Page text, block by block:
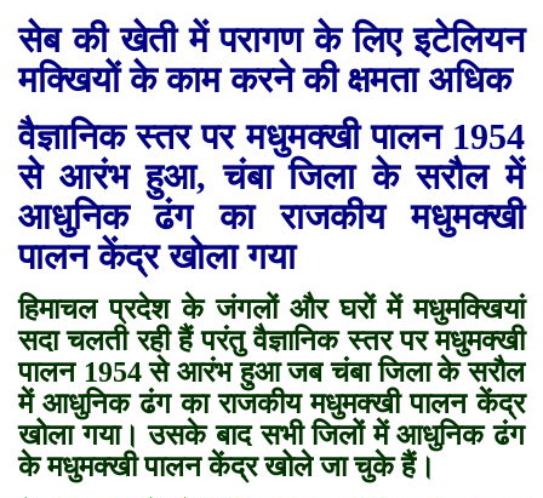
सेब की खेती में परागण के लिए इटेलियन
मक्खियों के काम करने की क्षमता अधिक
वैज्ञानिक स्तर पर मधुमक्खी पालन 1954
से आरंभ हुआ, चंबा जिला के सरौल में
आधुनिक ढंग का राजकीय मधुमक्खी
पालन केंद्र खोला गया
हिमाचल प्रदेश के जंगलों और घरों में मधुमक्खियां
सदा चलती रही हैं परंतु वैज्ञानिक स्तर पर मधुमक्खी
पालन 1954 से आरंभ हुआ जब चंबा जिला के सरौल
में आधुनिक ढंग का राजकीय मधुमक्खी पालन केंद्र
खोला गया। उसके बाद सभी जिलों में आधुनिक ढंग
के मधुमक्खी पालन केंद्र खोले जा चुके हैं।